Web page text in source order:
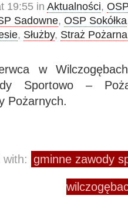
19:55 in Aktualności,
Sadowne, OSP Sokółka
, Służby, Straż Pożarna
w
Sportowo –
Pożarnych.
with: gminne zawody